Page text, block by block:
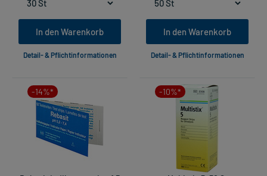
In den Warenkorb
Detail- & Pflichtinformationen
In den Warenkorb
Detail- & Pflichtinformationen
-14%* -10%*